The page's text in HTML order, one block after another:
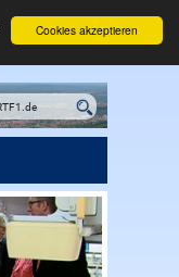
Cookies akzeptieren